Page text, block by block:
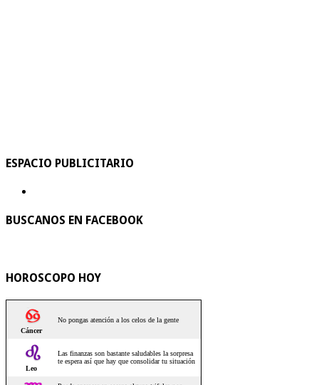
ESPACIO PUBLICITARIO
BUSCANOS EN FACEBOOK
HOROSCOPO HOY